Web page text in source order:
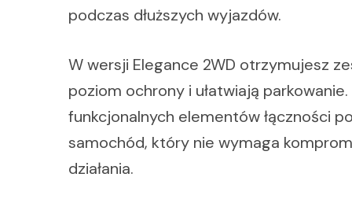
podczas dłuższych wyjazdów.
W wersji Elegance 2WD otrzymujesz
poziom ochrony i ułatwiają
funkcjonalnych elementów łączności
samochód, który nie wymaga
działania.